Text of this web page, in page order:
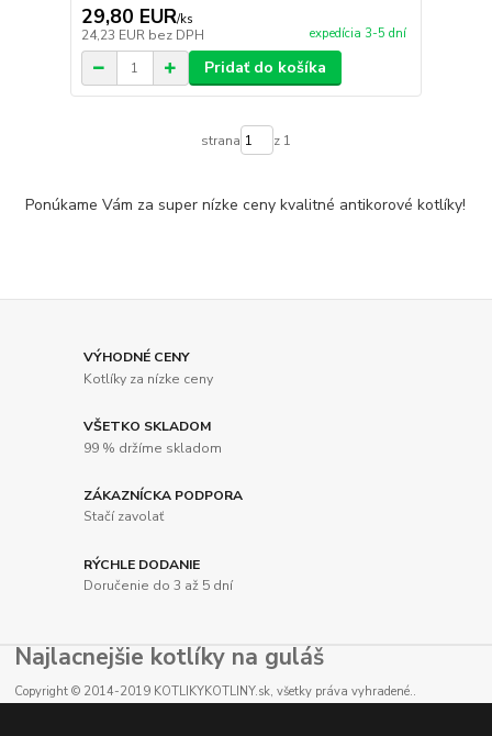
29,80 EUR/ks
24,23 EUR bez DPH expedícia 3-5 dní
Pridať do košíka
strana z 1
Ponúkame Vám za super nízke ceny kvalitné antikorové kotlíky!
VÝHODNÉ CENY
Kotlíky za nízke ceny
VŠETKO SKLADOM
99 % držíme skladom
ZÁKAZNÍCKA PODPORA
Stačí zavolať
RÝCHLE DODANIE
Doručenie do 3 až 5 dní
Najlacnejšie kotlíky na guláš
Copyright © 2014-2019 KOTLIKYKOTLINY.sk, všetky práva vyhradené..